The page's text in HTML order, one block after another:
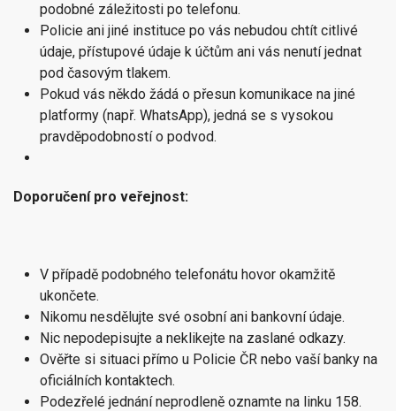
podobné záležitosti po telefonu.
Policie ani jiné instituce po vás nebudou chtít citlivé
údaje, přístupové údaje k účtům ani vás nenutí jednat
pod časovým tlakem.
Pokud vás někdo žádá o přesun komunikace na jiné
platformy (např. WhatsApp), jedná se s vysokou
pravděpodobností o podvod.
Doporučení pro veřejnost:
V případě podobného telefonátu hovor okamžitě
ukončete.
Nikomu nesdělujte své osobní ani bankovní údaje.
Nic nepodepisujte a neklikejte na zaslané odkazy.
Ověřte si situaci přímo u Policie ČR nebo vaší banky na
oficiálních kontaktech.
Podezřelé jednání neprodleně oznamte na linku 158.